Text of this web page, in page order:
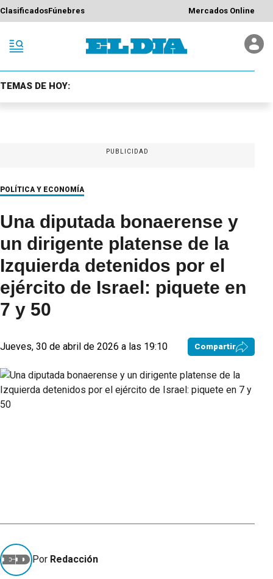
ClasificadosFúnebres Mercados Online
TEMAS DE HOY:
PUBLICIDAD
POLÍTICA Y ECONOMÍA
Una diputada bonaerense y
un dirigente platense de la
Izquierda detenidos por el
ejército de Israel: piquete en
7 y 50
Jueves, 30 de abril de 2026 a las 19:10 Compartir
Por Redacción